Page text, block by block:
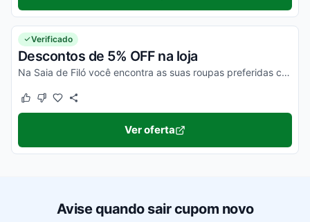
Verificado
Descontos de 5% OFF na loja
Na Saia de Filó você encontra as suas roupas preferidas com um desconto especial, não perca
Este cupom funcionou
Este cupom não funcionou
Ver oferta
Avise quando sair cupom novo